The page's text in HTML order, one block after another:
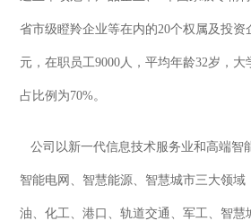
省市级瞪羚企业等在内的20个权属及投资
元，在职员工9000人，平均年龄32岁，
占比例为70%。
公司以新一代信息技术服务业和高端智
智能电网、智慧能源、智慧城市三大领域
油、化工、港口、轨道交通、军工、智慧